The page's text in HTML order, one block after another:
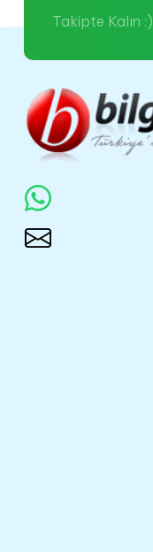
Takipte Kalın :)